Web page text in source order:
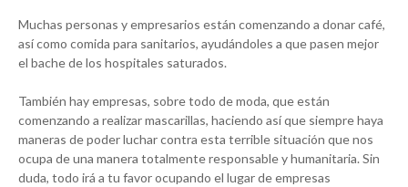
Muchas personas y empresarios están comenzando a donar café,
así como comida para sanitarios, ayudándoles a que pasen mejor
el bache de los hospitales saturados.
También hay empresas, sobre todo de moda, que están
comenzando a realizar mascarillas, haciendo así que siempre haya
maneras de poder luchar contra esta terrible situación que nos
ocupa de una manera totalmente responsable y humanitaria. Sin
duda, todo irá a tu favor ocupando el lugar de empresas